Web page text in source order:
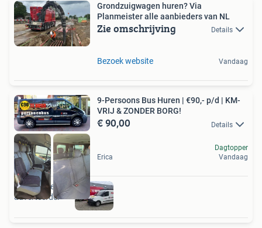
Grondzuigwagen huren? Via
Planmeister alle aanbieders van NL
Zie omschrijving Details
Bezoek website Vandaag
9-Persoons Bus Huren | €90,- p/d | KM-
VRIJ & ZONDER BORG!
€ 90,00 Details
Erica
Dagtopper
Vandaag
Ook van deze
adverteerder